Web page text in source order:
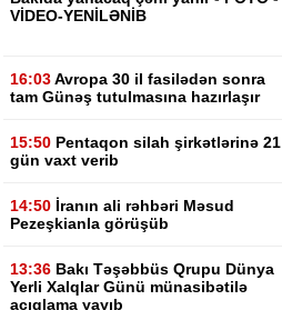
VİDEO-YENİLƏNİB
16:03 Avropa 30 il fasilədən sonra
tam Günəş tutulmasına hazırlaşır
15:50 Pentaqon silah şirkətlərinə 21
gün vaxt verib
14:50 İranın ali rəhbəri Məsud
Pezeşkianla görüşüb
13:36 Bakı Təşəbbüs Qrupu Dünya
Yerli Xalqlar Günü münasibətilə
açıqlama yayıb